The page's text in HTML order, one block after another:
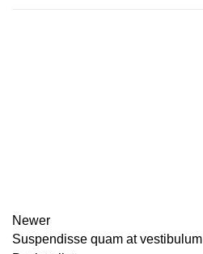
Newer
Suspendisse quam at vestibulum